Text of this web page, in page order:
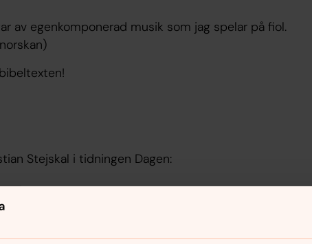
av egenkomponerad musik som jag spelar på fiol.
Stejskal i tidningen Dagen: